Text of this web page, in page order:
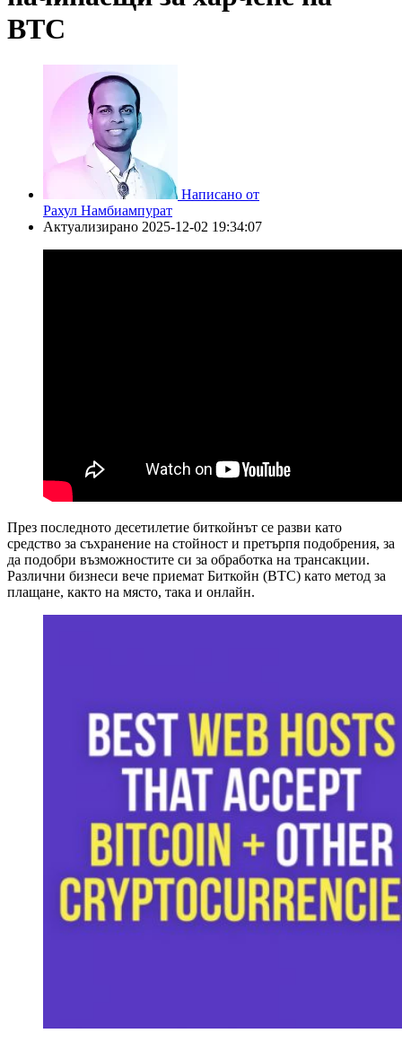
BTC
Написано от
Рахул Намбиампурат
Актуализирано 2025-12-02 19:34:07
През последното десетилетие биткойнът се разви като
средство за съхранение на стойност и претърпя подобрения, за
да подобри възможностите си за обработка на трансакции.
Различни бизнеси вече приемат Биткойн (BTC) като метод за
плащане, както на място, така и онлайн.